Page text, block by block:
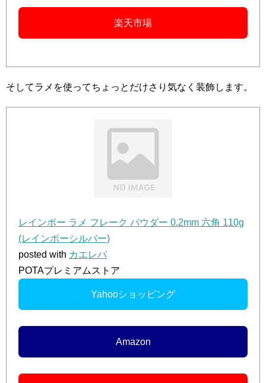
楽天市場
そしてラメを使ってちょっとだけさり気なく装飾します。
レインボー ラメ フレーク パウダー 0.2mm 六角 110g
(レインボーシルバー)
posted with カエレバ
POTAプレミアムストア
Yahooショッピング
Amazon